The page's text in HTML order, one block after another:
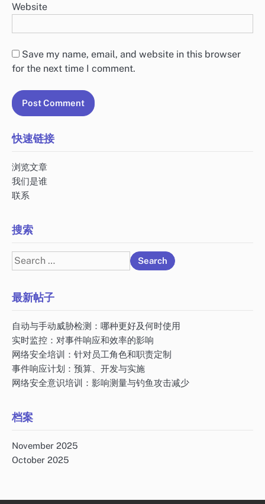
Website
Save my name, email, and website in this browser
for the next time I comment.
快速链接
浏览文章
我们是谁
联系
搜索
Search
for:
最新帖子
自动与手动威胁检测：哪种更好及何时使用
实时监控：对事件响应和效率的影响
网络安全培训：针对员工角色和职责定制
事件响应计划：预算、开发与实施
网络安全意识培训：影响测量与钓鱼攻击减少
档案
November 2025
October 2025